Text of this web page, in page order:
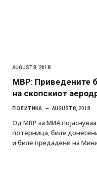
AUGUST 8, 2018
МВР: Приведените
на скопскиот
ПОЛИТИКА AUGUST 8, 2018
Од МВР за МИА
потерница, биле
и биле предадени на